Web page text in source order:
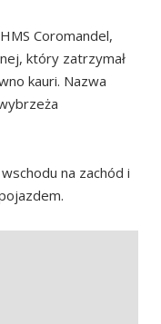
Fletcher Bay
Coromandel,
który zatrzymał
kauri. Nazwa
na zachód i